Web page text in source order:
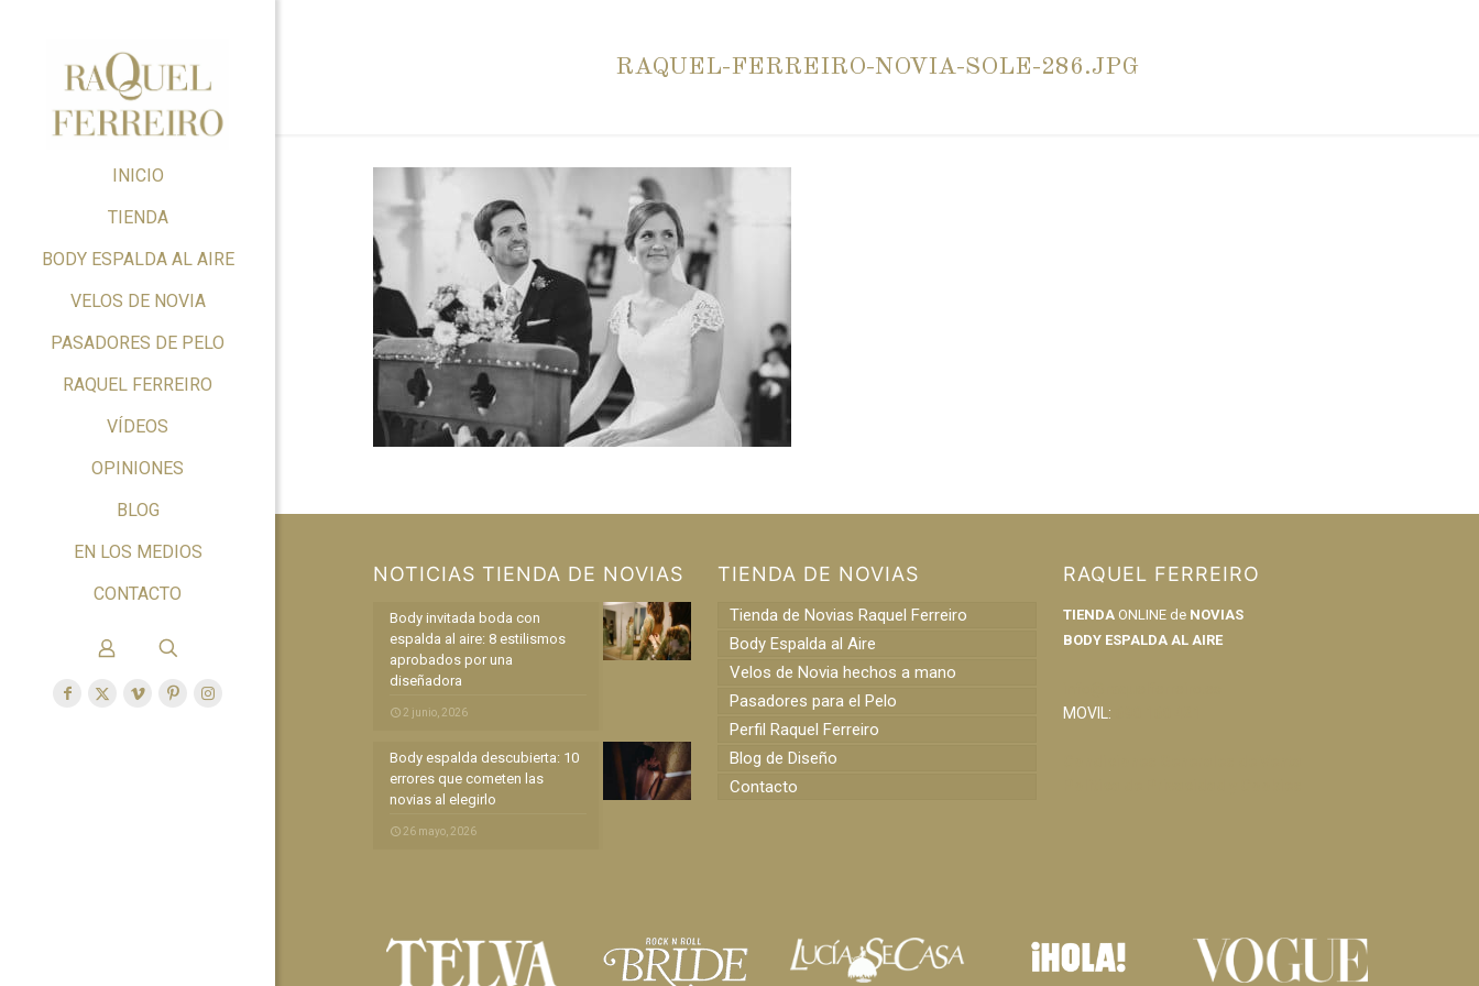
INICIO
TIENDA
BODY ESPALDA AL AIRE
VELOS DE NOVIA
PASADORES DE PELO
RAQUEL FERREIRO
VÍDEOS
OPINIONES
BLOG
EN LOS MEDIOS
CONTACTO
RAQUEL-FERREIRO-NOVIA-SOLE-286.JPG
NOTICIAS TIENDA DE NOVIAS
Body invitada boda con
espalda al aire: 8 estilismos
aprobados por una
diseñadora
2 junio, 2026
Body espalda descubierta: 10
errores que cometen las
novias al elegirlo
26 mayo, 2026
TIENDA DE NOVIAS
Tienda de Novias Raquel Ferreiro
Body Espalda al Aire
Velos de Novia hechos a mano
Pasadores para el Pelo
Perfil Raquel Ferreiro
Blog de Diseño
Contacto
RAQUEL FERREIRO
TIENDAONLINE de NOVIAS
BODY ESPALDA AL AIRE
MOVIL: